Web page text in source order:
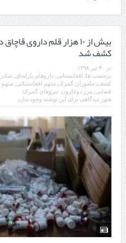
بیش از ۱۰ هزار قلم داروی
کشف شد
در
۳۰ تیر ۱۳۹۸
برچسب ها: افغانستانی داروهای یارانه‌ای
کشف ماموران گمرک متهم افغانستانی متهم
قضایی مرز دوغارون نیروهای گمرک
هنوز دیدگاهی برای این نوشته وجود ندارد